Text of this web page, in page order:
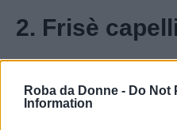
Roba da Donne - Do Not
Information
2. Frisè